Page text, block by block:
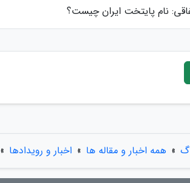
نام پایتخت ایران چیست؟
» همه اخبار و مقاله ها » اخبار و رویدادها »